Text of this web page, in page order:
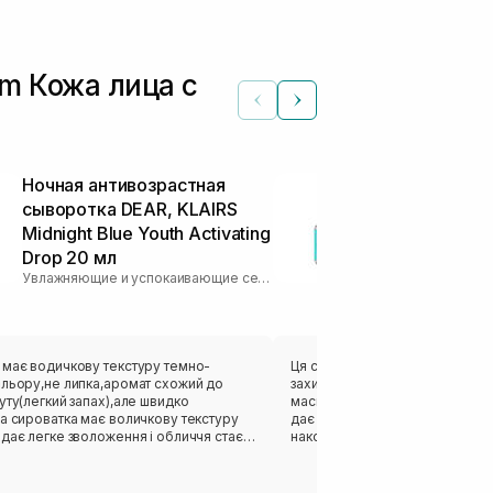
Кожа лица с
Ночная антивозрастная
сыворотка DEAR, KLAIRS
Midnight Blue Youth Activating
Drop 20 мл
Увлажняющие и успокаивающие серумы
водичкову текстуру темно-
липка,аромат схожий до
запах),але швидко
сироватка має воличкову текстуру
легке зволоження і обличчя стає
Ця сироватка повернула
захисний барʼєр. Всі ось ці
маски на ранок шкіра пружна
дає ця сироватка, але не на
накопичувальним ефектом.